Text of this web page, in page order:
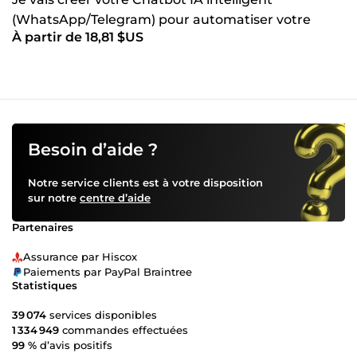
(WhatsApp/Telegram) pour automatiser votre
Service Client
À partir de 18,81 $US
Besoin d’aide ?
Notre service clients est à votre disposition
sur notre centre d’aide
Partenaires
Assurance par Hiscox
Paiements par PayPal Braintree
Statistiques
39 074 services disponibles
1 334 949 commandes effectuées
99 % d’avis positifs